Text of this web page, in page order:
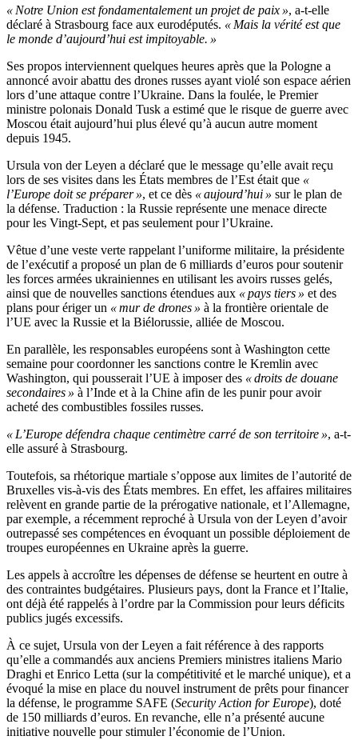
« Notre Union est fondamentalement un projet de paix », a-t-elle
déclaré à Strasbourg face aux eurodéputés. « Mais la vérité est que
le monde d’aujourd’hui est impitoyable. »
Ses propos interviennent quelques heures après que la Pologne a
annoncé avoir abattu des drones russes ayant violé son espace aérien
lors d’une attaque contre l’Ukraine. Dans la foulée, le Premier
ministre polonais Donald Tusk a estimé que le risque de guerre avec
Moscou était aujourd’hui plus élevé qu’à aucun autre moment
depuis 1945.
Ursula von der Leyen a déclaré que le message qu’elle avait reçu
lors de ses visites dans les États membres de l’Est était que «
l’Europe doit se préparer », et ce dès « aujourd’hui » sur le plan de
la défense. Traduction : la Russie représente une menace directe
pour les Vingt-Sept, et pas seulement pour l’Ukraine.
Vêtue d’une veste verte rappelant l’uniforme militaire, la présidente
de l’exécutif a proposé un plan de 6 milliards d’euros pour soutenir
les forces armées ukrainiennes en utilisant les avoirs russes gelés,
ainsi que de nouvelles sanctions étendues aux « pays tiers » et des
plans pour ériger un « mur de drones » à la frontière orientale de
l’UE avec la Russie et la Biélorussie, alliée de Moscou.
En parallèle, les responsables européens sont à Washington cette
semaine pour coordonner les sanctions contre le Kremlin avec
Washington, qui pousserait l’UE à imposer des « droits de douane
secondaires » à l’Inde et à la Chine afin de les punir pour avoir
acheté des combustibles fossiles russes.
« L’Europe défendra chaque centimètre carré de son territoire », a-t-
elle assuré à Strasbourg.
Toutefois, sa rhétorique martiale s’oppose aux limites de l’autorité de
Bruxelles vis-à-vis des États membres. En effet, les affaires militaires
relèvent en grande partie de la prérogative nationale, et l’Allemagne,
par exemple, a récemment reproché à Ursula von der Leyen d’avoir
outrepassé ses compétences en évoquant un possible déploiement de
troupes européennes en Ukraine après la guerre.
Les appels à accroître les dépenses de défense se heurtent en outre à
des contraintes budgétaires. Plusieurs pays, dont la France et l’Italie,
ont déjà été rappelés à l’ordre par la Commission pour leurs déficits
publics jugés excessifs.
À ce sujet, Ursula von der Leyen a fait référence à des rapports
qu’elle a commandés aux anciens Premiers ministres italiens Mario
Draghi et Enrico Letta (sur la compétitivité et le marché unique), et a
évoqué la mise en place du nouvel instrument de prêts pour financer
la défense, le programme SAFE (Security Action for Europe), doté
de 150 milliards d’euros. En revanche, elle n’a présenté aucune
initiative nouvelle pour stimuler l’économie de l’Union.